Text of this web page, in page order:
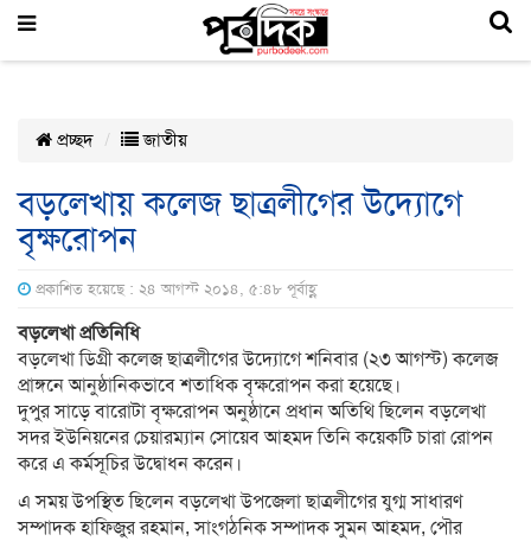
প্রচ্ছদ জাতীয়
বড়লেখায় কলেজ ছাত্রলীগের উদ্যোগে
বৃক্ষরোপন
প্রকাশিত হয়েছে : ২৪ আগস্ট ২০১৪, ৫:৪৮ পূর্বাহ্ণ
বড়লেখা প্রতিনিধি
বড়লেখা ডিগ্রী কলেজ ছাত্রলীগের উদ্যোগে শনিবার (২৩ আগস্ট) কলেজ
প্রাঙ্গনে আনুষ্ঠানিকভাবে শতাধিক বৃক্ষরোপন করা হয়েছে।
দুপুর সাড়ে বারোটা বৃক্ষরোপন অনুষ্ঠানে প্রধান অতিথি ছিলেন বড়লেখা
সদর ইউনিয়নের চেয়ারম্যান সোয়েব আহমদ তিনি কয়েকটি চারা রোপন
করে এ কর্মসূচির উদ্বোধন করেন।
এ সময় উপস্থিত ছিলেন বড়লেখা উপজেলা ছাত্রলীগের যুগ্ম সাধারণ
সম্পাদক হাফিজুর রহমান, সাংগঠনিক সম্পাদক সুমন আহমদ, পৌর